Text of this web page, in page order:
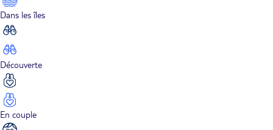
Dans les îles
Découverte
En couple